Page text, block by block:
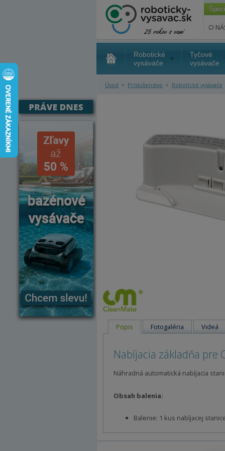
O
Robotické
vysávače
Tyčové
vysávače
Úvod » Príslušenstvo » Robotické vysávače
Popis Fotogaléria Videá
Nabíjacia základňa pre
Náhradná automatická nabíjacia
Obsah balenia:
Balenie: 1 kus nabíjacej